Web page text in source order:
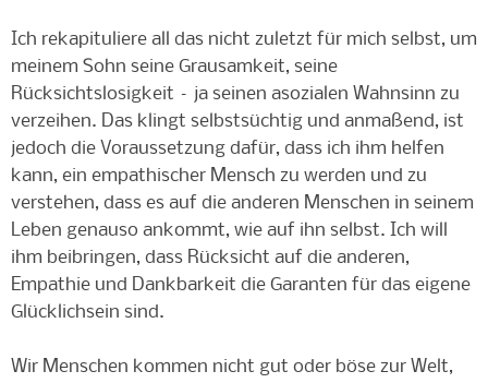
Ich rekapituliere all das nicht zuletzt für mich selbst, um
meinem Sohn seine Grausamkeit, seine
Rücksichtslosigkeit – ja seinen asozialen Wahnsinn zu
verzeihen. Das klingt selbstsüchtig und anmaßend, ist
jedoch die Voraussetzung dafür, dass ich ihm helfen
kann, ein empathischer Mensch zu werden und zu
verstehen, dass es auf die anderen Menschen in seinem
Leben genauso ankommt, wie auf ihn selbst. Ich will
ihm beibringen, dass Rücksicht auf die anderen,
Empathie und Dankbarkeit die Garanten für das eigene
Glücklichsein sind.
Wir Menschen kommen nicht gut oder böse zur Welt,